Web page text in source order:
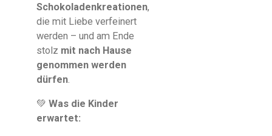
Schokoladenkreationen,
die mit Liebe verfeinert
werden – und am Ende
stolz mit nach Hause
genommen werden
dürfen.
💚 Was die Kinder
erwartet: